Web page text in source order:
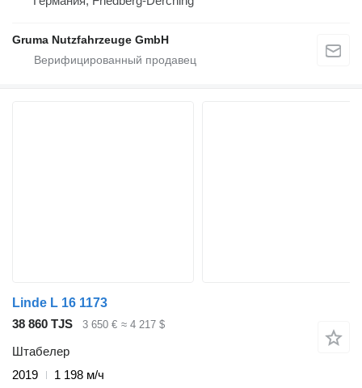
Gruma Nutzfahrzeuge GmbH
Linde L 16 1173
38 860 TJS
3 650 € ≈ 4 217 $
Штабелер
2019
1 198 м/ч